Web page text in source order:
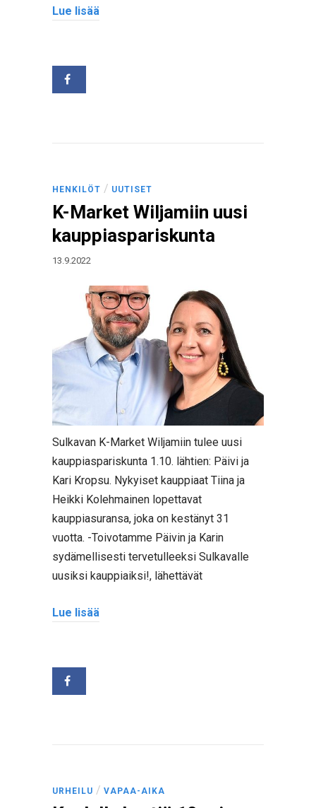
Lue lisää
HENKILÖT / UUTISET
K-Market Wiljamiin uusi
kauppiaspariskunta
13.9.2022
Sulkavan K-Market Wiljamiin tulee uusi
kauppiaspariskunta 1.10. lähtien: Päivi ja
Kari Kropsu. Nykyiset kauppiaat Tiina ja
Heikki Kolehmainen lopettavat
kauppiasuransa, joka on kestänyt 31
vuotta. -Toivotamme Päivin ja Karin
sydämellisesti tervetulleeksi Sulkavalle
uusiksi kauppiaiksi!, lähettävät
Lue lisää
URHEILU / VAPAA-AIKA